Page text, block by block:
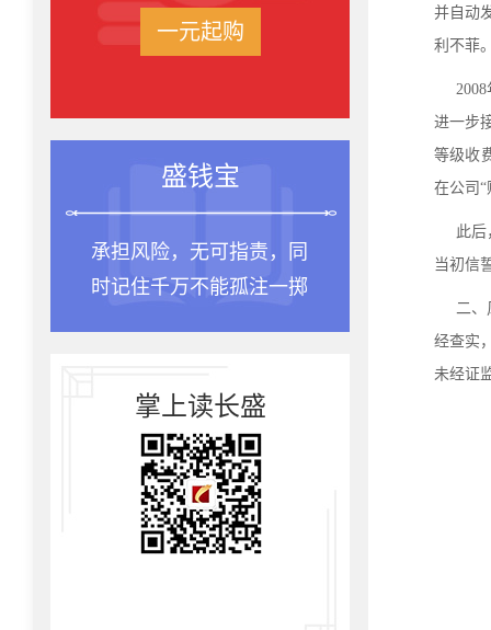
一元起购
盛钱宝
承担风险，无可指责，同
时记住千万不能孤注一掷
掌上读长盛
并自动
利不菲
进一步
等级收
在公司
此后
当初信
二、
经查实
未经证